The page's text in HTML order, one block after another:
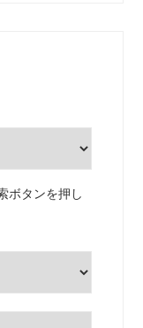
ボタンを押し